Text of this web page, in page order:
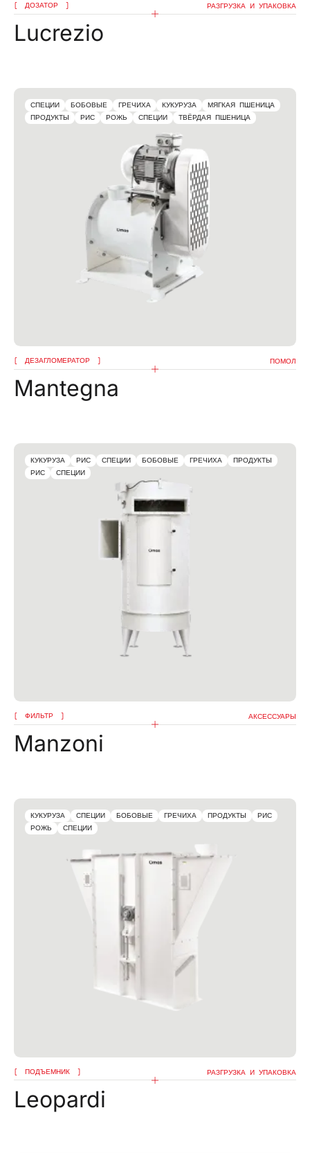
ДОЗАТОР РАЗГРУЗКА И УПАКОВКА
Lucrezio
СПЕЦИИ БОБОВЫЕ ГРЕЧИХА КУКУРУЗА
МЯГКАЯ ПШЕНИЦА
ПРОДУКТЫ
РИС РОЖЬ СПЕЦИИ ТВЁРДАЯ ПШЕНИЦА
ДЕЗАГЛОМЕРАТОР ПОМОЛ
Mantegna
КУКУРУЗА РИС СПЕЦИИ БОБОВЫЕ ГРЕЧИХА
ПРОДУКТЫ
РИС
СПЕЦИИ
ФИЛЬТР АКСЕССУАРЫ
Manzoni
КУКУРУЗА СПЕЦИИ БОБОВЫЕ ГРЕЧИХА ПРОДУКТЫ
РИС
РОЖЬ
СПЕЦИИ
ПОДЪЕМНИК РАЗГРУЗКА И УПАКОВКА
Leopardi